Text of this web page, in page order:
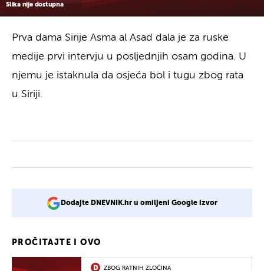
Slika nije dostupna
Prva dama Sirije Asma al Asad dala je za ruske
medije prvi intervju u posljednjih osam godina. U
njemu je istaknula da osjeća bol i tugu zbog rata
u Siriji.
Dodajte DNEVNIK.hr u omiljeni Google izvor
PROČITAJTE I OVO
ZBOG RATNIH ZLOČINA